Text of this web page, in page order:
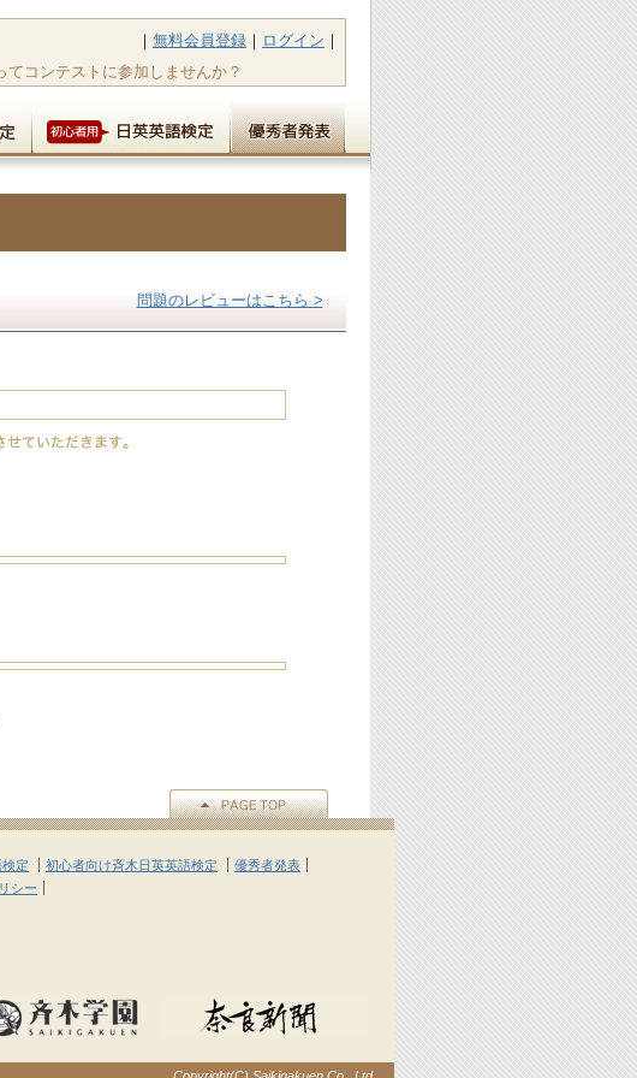
｜ 無料会員登録 ｜ ログイン ｜
てコンテストに参加しませんか？
問題のレビューはこちら >
定 初心者向け斉木日英英語検定
優秀者発表
シー